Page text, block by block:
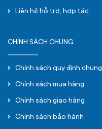
Liên hệ hỗ trợ, hợp tác
CHÍNH SÁCH CHUNG
Chính sách quy định chung
Chính sách mua hàng
Chính sách giao hàng
Chính sách bảo hành